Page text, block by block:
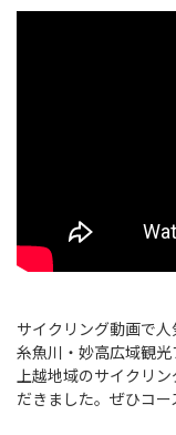
サイクリング動画で
糸魚川・妙高広域観光
上越地域のサイクリ
だきました。ぜひコー